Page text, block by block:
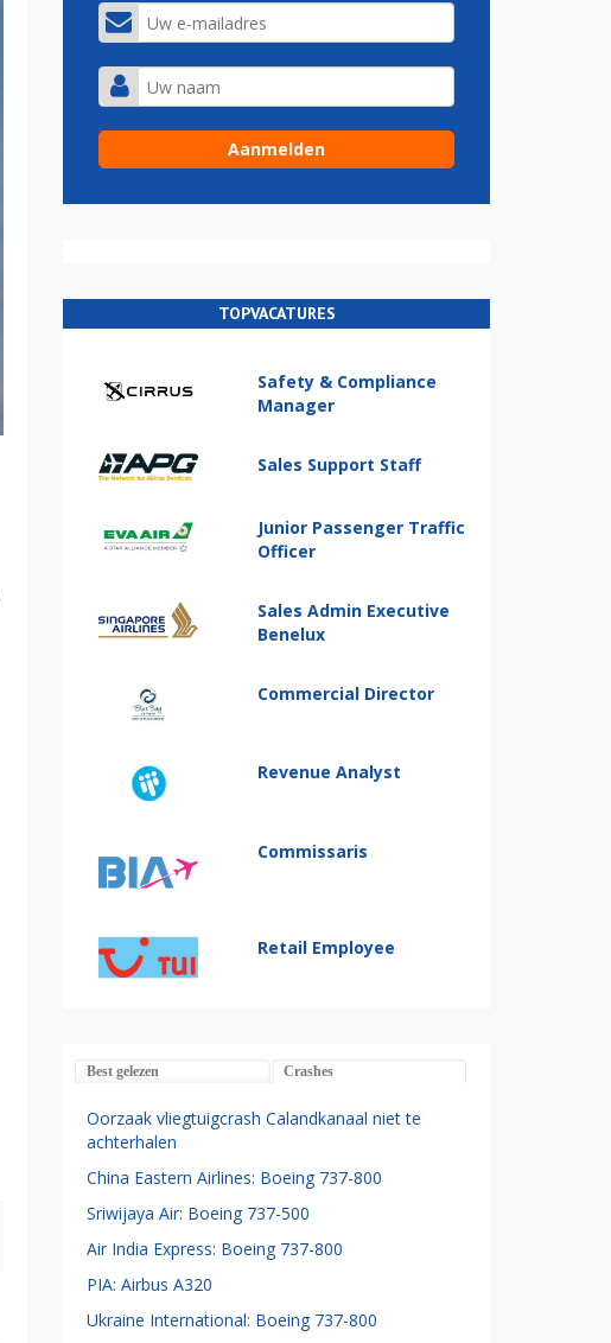
TOPVACATURES
Safety & Compliance
Manager
Sales Support Staff
Junior Passenger Traffic
Officer
Sales Admin Executive
Benelux
Commercial Director
Revenue Analyst
Commissaris
Retail Employee
Best gelezen Crashes
Oorzaak vliegtuigcrash Calandkanaal niet te
achterhalen
China Eastern Airlines: Boeing 737-800
Sriwijaya Air: Boeing 737-500
Air India Express: Boeing 737-800
PIA: Airbus A320
Ukraine International: Boeing 737-800